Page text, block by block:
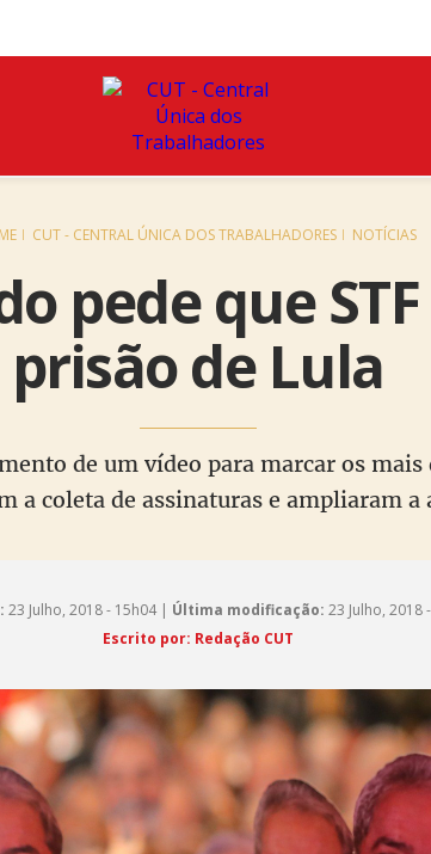
CUT - CENTRAL ÚNICA DOS TRABALHADORES NOTÍCIAS
pede que
prisão de Lula
de um vídeo para marcar os
a coleta de assinaturas e ampliaram a
23 Julho, 2018 - 15h04 | Última modificação: 23 Julho, 2018
Escrito por: Redação CUT